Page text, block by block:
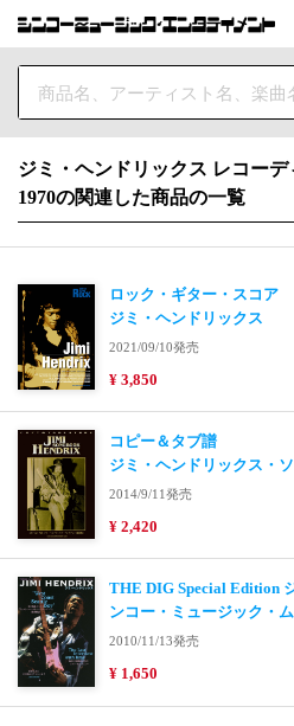
ジミ・ヘンドリックス レコー
1970の関連した商品の一覧
ロック・ギター・スコア
ジミ・ヘンドリックス
2021/09/10発売
¥ 3,850
コピー＆タブ譜
ジミ・ヘンドリックス・
2014/9/11発売
¥ 2,420
THE DIG Special Edition
ンコー・ミュージック・ム
2010/11/13発売
¥ 1,650